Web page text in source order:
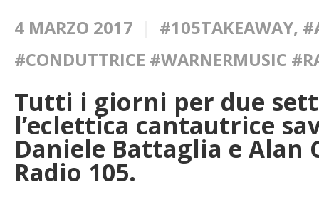
4 MARZO 2017 #105TAKEAWAY,
#CONDUTTRICE #WARNERMUSIC
Tutti i giorni per due
l’eclettica cantautrice
Daniele Battaglia e
Radio 105.